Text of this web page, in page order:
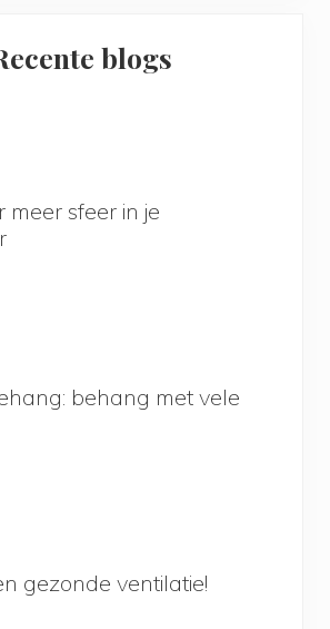
blogs
meer sfeer in je
behang met vele
gezonde ventilatie!